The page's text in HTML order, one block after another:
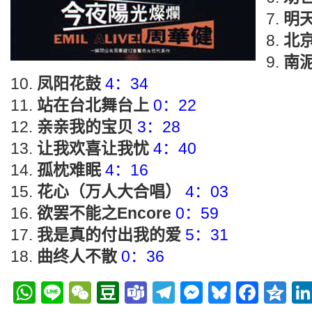
明
北
南
凤阳花鼓 4：34
站在台北舞台上 0：22
亲亲我的宝贝 3：28
让我欢喜让我忧 4：40
孤枕难眠 4：16
花心（万人大合唱）
4：03
欲罢不能之Encore 0：59
我是真的付出我的爱 5：31
曲终人不散 0：36
WhatsApp
LineWeChat
Douban
TeamsTelegramBluesky